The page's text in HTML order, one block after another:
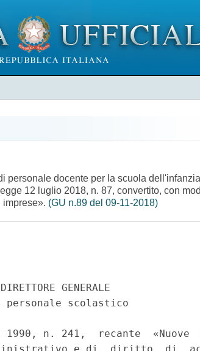
docente per la scuola
12 luglio 2018, n. 87, convertito, con
(GU n.89 del 09-11-2018)